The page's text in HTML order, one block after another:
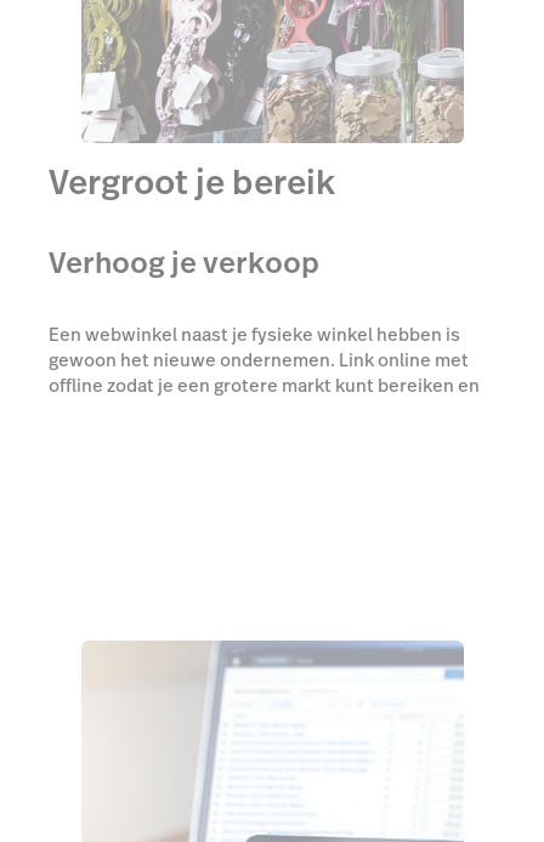
Vergroot je bereik
Verhoog je verkoop
Een webwinkel naast je fysieke winkel hebben is
gewoon het nieuwe ondernemen. Link online met
offline zodat je een grotere markt kunt bereiken en